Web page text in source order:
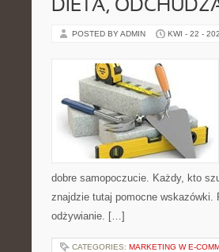
DIETA,
POSTED BY ADMIN KWI - 22 -
dobre samopoczucie. Każdy, kto
znajdzie tutaj pomocne wskazówki.
odżywianie. […]
CATEGORIES: MARKETING W E-